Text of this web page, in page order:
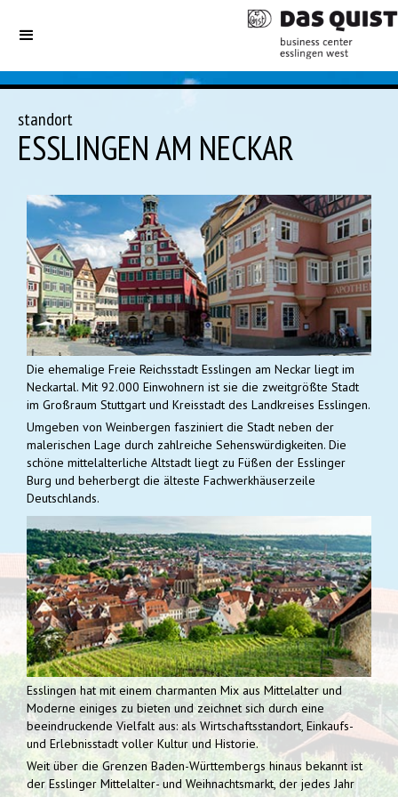
standort
ESSLINGEN AM NECKAR
Die ehemalige Freie Reichsstadt Esslingen am Neckar liegt im
Neckartal. Mit 92.000 Einwohnern ist sie die zweitgrößte Stadt
im Großraum Stuttgart und Kreisstadt des Landkreises Esslingen.
Umgeben von Weinbergen fasziniert die Stadt neben der
malerischen Lage durch zahlreiche Sehenswürdigkeiten. Die
schöne mittelalterliche Altstadt liegt zu Füßen der Esslinger
Burg und beherbergt die älteste Fachwerkhäuserzeile
Deutschlands.
Esslingen hat mit einem charmanten Mix aus Mittelalter und
Moderne einiges zu bieten und zeichnet sich durch eine
beeindruckende Vielfalt aus: als Wirtschaftsstandort, Einkaufs-
und Erlebnisstadt voller Kultur und Historie.
Weit über die Grenzen Baden-Württembergs hinaus bekannt ist
der Esslinger Mittelalter- und Weihnachtsmarkt, der jedes Jahr